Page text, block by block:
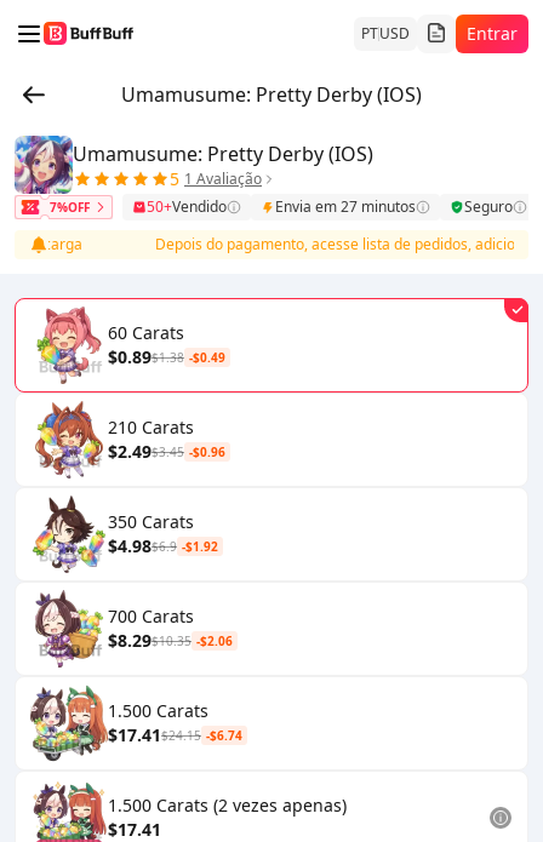
PTUSD Entrar
Umamusume: Pretty Derby (IOS)
Umamusume: Pretty Derby (IOS)
5 1 Avaliação
7%OFF 50+Vendido Envia em 27 minutos
Seguro
recarga
Depois do pagamento, acesse lista de pedidos, adicione
60 Carats
$0.89$1.38 -$0.49
210 Carats
$2.49$3.45 -$0.96
350 Carats
$4.98$6.9 -$1.92
700 Carats
$8.29$10.35 -$2.06
1.500 Carats
$17.41$24.15 -$6.74
1.500 Carats (2 vezes apenas)
$17.41